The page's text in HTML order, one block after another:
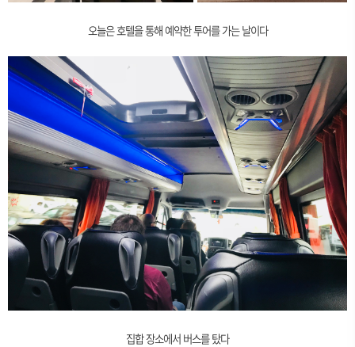
오늘은 호텔을 통해 예약한 투어를 가는 날이다
집합 장소에서 버스를 탔다